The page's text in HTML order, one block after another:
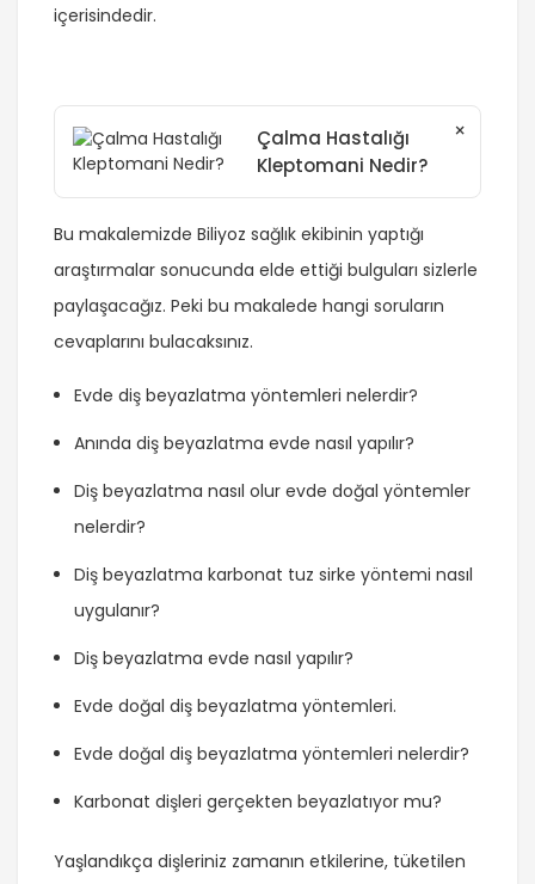
içerisindedir.
Çalma Hastalığı
Kleptomani Nedir?
×
Bu makalemizde Biliyoz sağlık ekibinin yaptığı
araştırmalar sonucunda elde ettiği bulguları sizlerle
paylaşacağız. Peki bu makalede hangi soruların
cevaplarını bulacaksınız.
Evde diş beyazlatma yöntemleri nelerdir?
Anında diş beyazlatma evde nasıl yapılır?
Diş beyazlatma nasıl olur evde doğal yöntemler
nelerdir?
Diş beyazlatma karbonat tuz sirke yöntemi nasıl
uygulanır?
Diş beyazlatma evde nasıl yapılır?
Evde doğal diş beyazlatma yöntemleri.
Evde doğal diş beyazlatma yöntemleri nelerdir?
Karbonat dişleri gerçekten beyazlatıyor mu?
Yaşlandıkça dişleriniz zamanın etkilerine, tüketilen